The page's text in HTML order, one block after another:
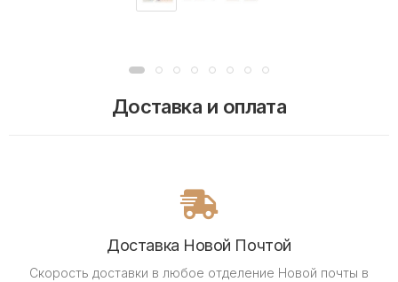
Доставка и оплата
Доставка Новой Почтой
Скорость доставки в любое отделение Новой почты в